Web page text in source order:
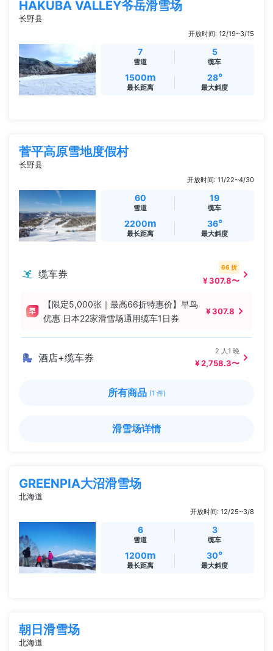
HAKUBA VALLEY爷岳滑雪场
长野县
开放时间: 12/19~3/15
7
雪道
5
缆车
1500m
最长距离
28°
最大斜度
菅平高原雪地度假村
长野县
开放时间: 11/22~4/30
60
雪道
19
缆车
2200m
最长距离
36°
最大斜度
缆车券
66 折
¥ 307.8〜
【限定5,000张｜最高66折特惠价】早鸟
优惠 日本22家滑雪场通用缆车1日券
¥ 307.8
酒店+缆车券
2 人1 晚
¥ 2,758.3〜
所有商品 (1 件)
滑雪场详情
GREENPIA大沼滑雪场
北海道
开放时间: 12/25~3/8
6
雪道
3
缆车
1200m
最长距离
30°
最大斜度
朝日滑雪场
北海道